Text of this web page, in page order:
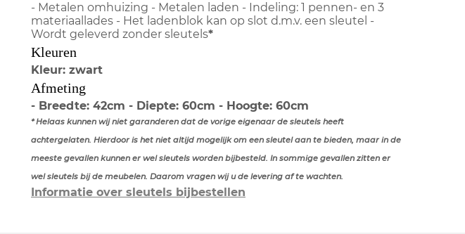
- Metalen omhuizing - Metalen laden - Indeling: 1 pennen- en 3
materiaallades - Het ladenblok kan op slot d.m.v. een sleutel -
Wordt geleverd zonder sleutels*
Kleuren
Kleur: zwart
Afmeting
- Breedte: 42cm - Diepte: 60cm - Hoogte: 60cm
* Helaas kunnen wij niet garanderen dat de vorige eigenaar de sleutels heeft
achtergelaten. Hierdoor is het niet altijd mogelijk om een sleutel aan te bieden, maar in de
meeste gevallen kunnen er wel sleutels worden bijbesteld. In sommige gevallen zitten er
wel sleutels bij de meubelen. Daarom vragen wij u de levering af te wachten.
Informatie over sleutels bijbestellen